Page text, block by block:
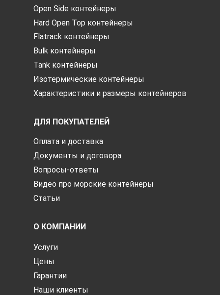
Open Side контейнеры
Hard Open Top контейнеры
Flatrack контейнеры
Bulk контейнеры
Tank контейнеры
Изотермические контейнеры
Характеристики и размеры контейнеров
ДЛЯ ПОКУПАТЕЛЕЙ
Оплата и доставка
Документы и договора
Вопросы-ответы
Видео про морские контейнеры
Статьи
О КОМПАНИИ
Услуги
Цены
Гарантии
Наши клиенты